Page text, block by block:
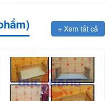
+ Xem tất cả